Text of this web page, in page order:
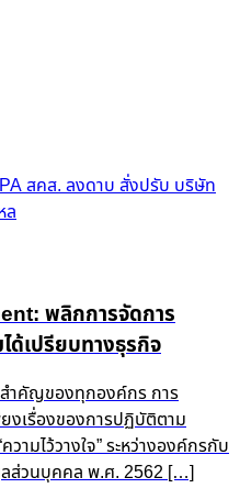
สคส. ลงดาบ สั่งปรับ บริษัท
ล
พลิกการจัดการ
เปรียบทางธุรกิจ
ำคัญของทุกองค์กร การ
งเรื่องของการปฏิบัติตาม
ามไว้วางใจ” ระหว่างองค์กรกับ
ส่วนบุคคล พ.ศ. 2562 […]